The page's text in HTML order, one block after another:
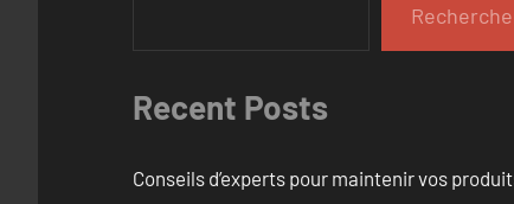
Recent Posts
Conseils d’experts pour maintenir vos